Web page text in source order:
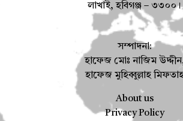
লাখাই, হবিগঞ্জ – ৩৩০০।
সম্পাদনা:
হাফেজ মোঃ নাজিম
হাফেজ মুহিব্বুল্লাহ
About us
Privacy Policy